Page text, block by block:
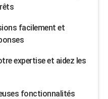
facilement et
expertise et aidez les
fonctionnalités